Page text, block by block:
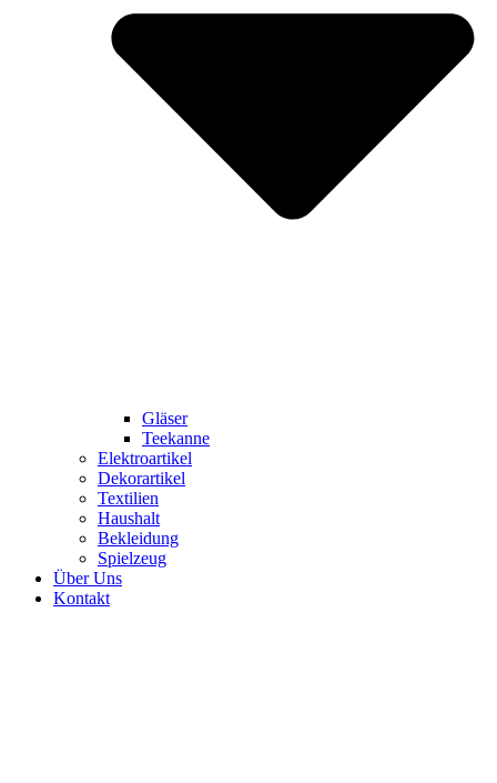
Gläser
Teekanne
Elektroartikel
Dekorartikel
Textilien
Haushalt
Bekleidung
Spielzeug
Über Uns
Kontakt